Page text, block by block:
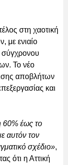
στη χαοτική
με ενιαίο
Το νέο
αποβλήτων
και
έως το
αυτόν τον
σχέδιο»,
ότι η Αττική